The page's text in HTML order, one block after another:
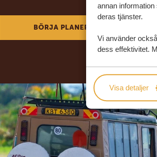
annan
deras tjänster.
Vi använder
dess effektivitet.
Visa detaljer
BÖRJA PLANERA DIN DRÖMRESA